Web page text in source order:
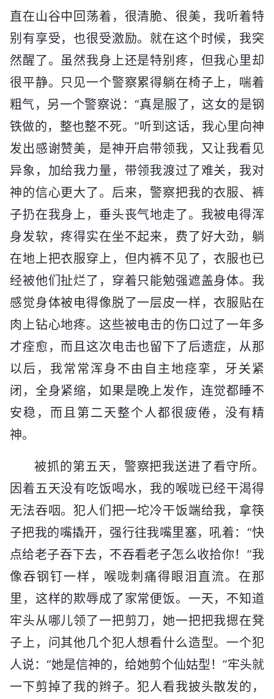
直在山谷中回荡着，很清脆、很美，我听着特
别有享受，也很受激励。就在这个时候，我突
然醒了。虽然我身上还是特别疼，但我心里却
很平静。只见一个警察累得躺在椅子上，喘着
粗气，另一个警察说：“真是服了，这女的是钢
铁做的，整也整不死。”听到这话，我心里向神
发出感谢赞美，是神开启带领我，又让我看见
异象，加给我力量，带领我渡过了难关，我对
神的信心更大了。后来，警察把我的衣服、裤
子扔在我身上，垂头丧气地走了。我被电得浑
身发软，疼得实在坐不起来，费了好大劲，躺
在地上把衣服穿上，但内裤不见了，衣服也已
经被他们扯烂了，穿着只能勉强遮盖身体。我
感觉身体被电得像脱了一层皮一样，衣服贴在
肉上钻心地疼。这些被电击的伤口过了一年多
才痊愈，而且这次电击也留下了后遗症，从那
以后，我常常浑身不由自主地痉挛，牙关紧
闭，全身紧缩，如果是晚上发作，连觉都睡不
安稳，而且第二天整个人都很疲倦，没有精
神。
被抓的第五天，警察把我送进了看守所。
因着五天没有吃饭喝水，我的喉咙已经干渴得
无法吞咽。犯人们把一坨冷干饭端给我，拿筷
子把我的嘴撬开，强行往我嘴里塞，吼着：“快
点给老子吞下去，不吞看老子怎么收拾你！”我
像吞钢钉一样，喉咙刺痛得眼泪直流。在那
里，这样的欺辱成了家常便饭。一天，不知道
牢头从哪儿领了一把剪刀，她一把把我摁在凳
子上，问其他几个犯人想看什么造型。一个犯
人说：“她是信神的，给她剪个仙姑型！”牢头就
一下剪掉了我的辫子。犯人看我披头散发的，